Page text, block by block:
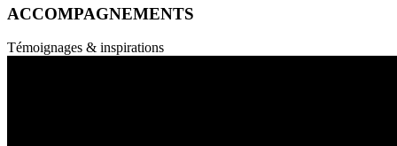
ACCOMPAGNEMENTS
Témoignages & inspirations